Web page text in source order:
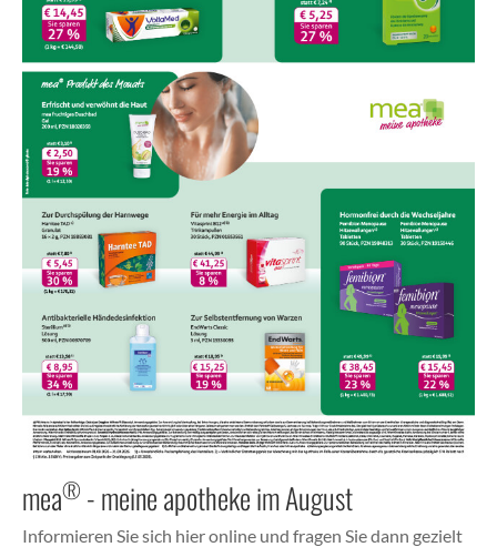
mea® - meine apotheke im August
Informieren Sie sich hier online und fragen Sie dann gezielt